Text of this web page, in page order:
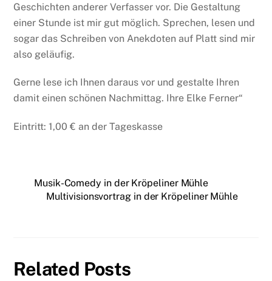
Geschichten anderer Verfasser vor. Die Gestaltung
einer Stunde ist mir gut möglich. Sprechen, lesen und
sogar das Schreiben von Anekdoten auf Platt sind mir
also geläufig.
Gerne lese ich Ihnen daraus vor und gestalte Ihren
damit einen schönen Nachmittag. Ihre Elke Ferner“
Eintritt: 1,00 € an der Tageskasse
Musik-Comedy in der Kröpeliner Mühle
Multivisionsvortrag in der Kröpeliner Mühle
Related Posts